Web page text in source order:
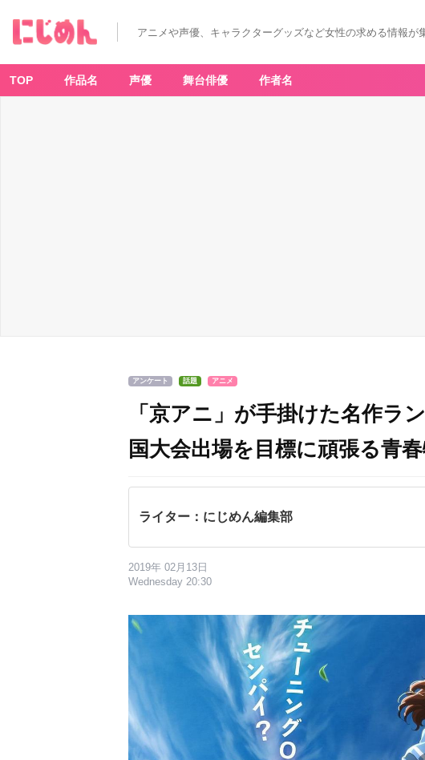
アニメや声優、キャラクターグッズなど女性の求める情報が
TOP 作品名 声優 舞台俳優 作者名
アンケート 話題 アニメ
「京アニ」が手掛けた名作ラ
国大会出場を目標に頑張る青
ライター：にじめん編集部
2019年 02月13日
Wednesday 20:30